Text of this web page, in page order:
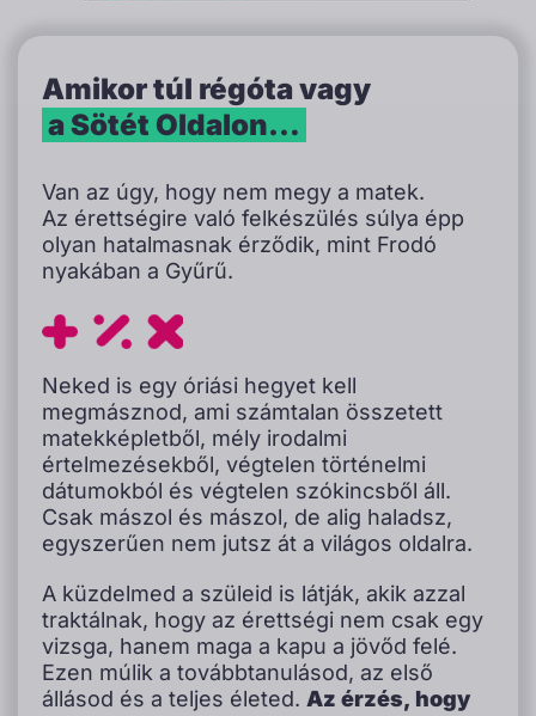
Amikor túl régóta vagy
a Sötét Oldalon…
Van az úgy, hogy nem megy a matek.
Az érettségire való felkészülés súlya épp
olyan hatalmasnak érződik, mint Frodó
nyakában a Gyűrű.
Neked is egy óriási hegyet kell
megmásznod, ami számtalan összetett
matekképletből, mély irodalmi
értelmezésekből, végtelen történelmi
dátumokból és végtelen szókincsből áll.
Csak mászol és mászol, de alig haladsz,
egyszerűen nem jutsz át a világos oldalra.
A küzdelmed a szüleid is látják, akik azzal
traktálnak, hogy az érettségi nem csak egy
vizsga, hanem maga a kapu a jövőd felé.
Ezen múlik a továbbtanulásod, az első
állásod és a teljes életed. Az érzés, hogy